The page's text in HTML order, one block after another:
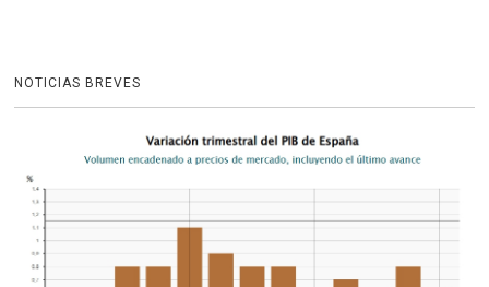
NOTICIAS BREVES